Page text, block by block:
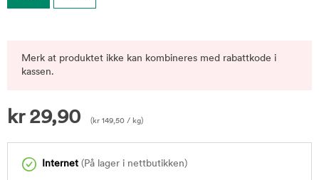
Merk at produktet ikke kan kombineres med rabattkode i
kassen.
kr 29,90 ( kr 149,50 / kg)
Internet (På lager i nettbutikken)